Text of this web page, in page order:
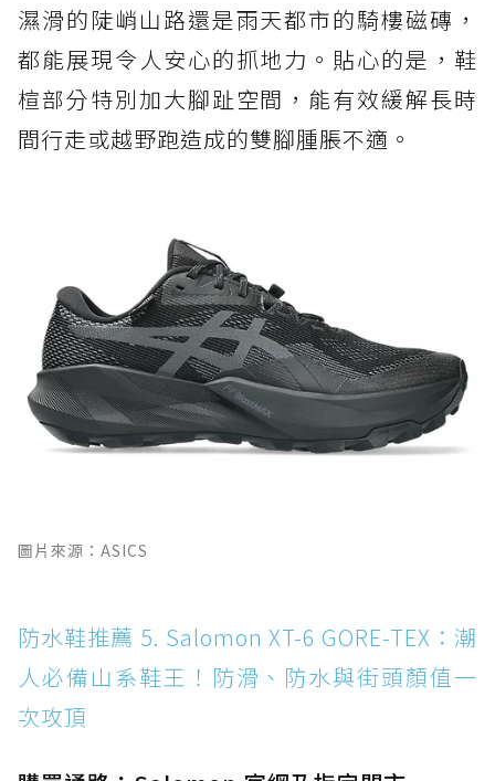
濕滑的陡峭山路還是雨天都市的騎樓磁磚，
都能展現令人安心的抓地力。貼心的是，鞋
楦部分特別加大腳趾空間，能有效緩解長時
間行走或越野跑造成的雙腳腫脹不適。
圖片來源：ASICS
防水鞋推薦 5. Salomon XT-6 GORE-TEX：潮
人必備山系鞋王！防滑、防水與街頭顏值一
次攻頂